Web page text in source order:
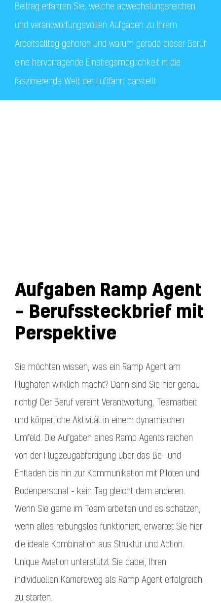
Beitrag erfahren Sie, welche abwechslungsreichen
und verantwortungsvollen Aufgaben zu Ihrem
Arbeitsalltag gehören und warum gerade dieser Beruf
eine hervorragende Einstiegsmöglichkeit in die
faszinierende Welt der Luftfahrt darstellt.
Aufgaben Ramp Agent
– Berufssteckbrief mit
Perspektive
Sie möchten wissen, was ein Ramp Agent am
Flughafen wirklich macht? Dann sind Sie hier genau
richtig! Der Beruf vereint Verantwortung, Teamarbeit
und körperliche Aktivität in einem dynamischen
Umfeld. Die Aufgaben eines Ramp Agents reichen
von der Flugzeugabfertigung über das Be- und
Entladen bis hin zur Kommunikation mit Piloten und
Bodenpersonal – kein Tag gleicht dem anderen.
Wenn Sie gerne im Team arbeiten und es schätzen,
wenn alles reibungslos funktioniert, erwartet Sie hier
die ideale Kombination aus Struktur und Action.
Unique Aviation unterstützt Sie dabei, Ihren
individuellen Karriereweg als Ramp Agent erfolgreich
zu starten.